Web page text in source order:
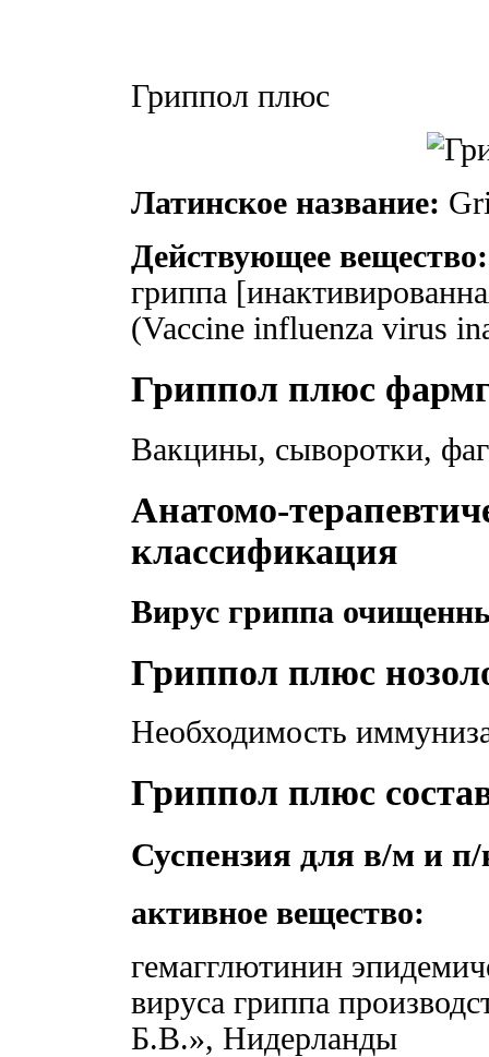
Гриппол плюс
Латинское название:
Действующее вещество:
гриппа
(Vaccine influenza virus
Гриппол плюс
Вакцины, сыворотки,
Анатомо-
классификация
Вирус гриппа
Гриппол плюс
Необходимость
Гриппол плюс
Суспензия для в/м и
активное вещество:
гемагглютинин
вируса гриппа
Б.В.», Нидерланды